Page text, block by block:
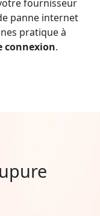
fournisseur
panne internet
pratique à
connexion.